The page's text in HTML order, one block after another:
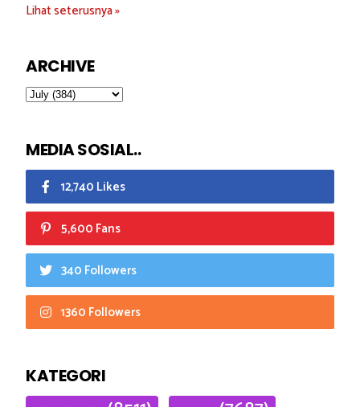
Lihat seterusnya »
ARCHIVE
MEDIA SOSIAL..
12,740 Likes
5,600 Fans
340 Followers
1360 Followers
KATEGORI